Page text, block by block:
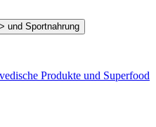
Produkte und Superfood